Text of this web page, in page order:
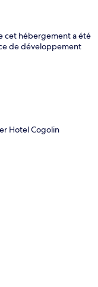
cet hébergement a été
de développement
Hotel Cogolin